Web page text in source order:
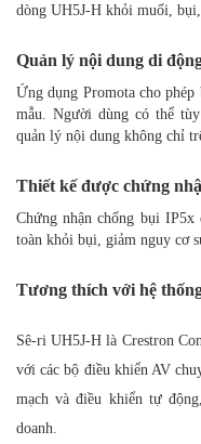
dòng UH5J-H khỏi muối,
Quản lý nội dung di
Ứng dụng Promota cho phép
mẫu. Người dùng có thể
quản lý nội dung không chỉ
Thiết kế được chứng
Chứng nhận chống bụi IP5x
toàn khỏi bụi, giảm nguy cơ
Tương thích với hệ
Sê-ri UH5J-H là Crestron
với các bộ điều khiển AV
mạch và điều khiển tự
doanh.